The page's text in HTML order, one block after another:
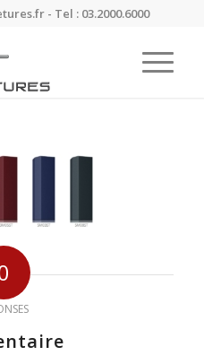
- Tel : 03.2000.6000